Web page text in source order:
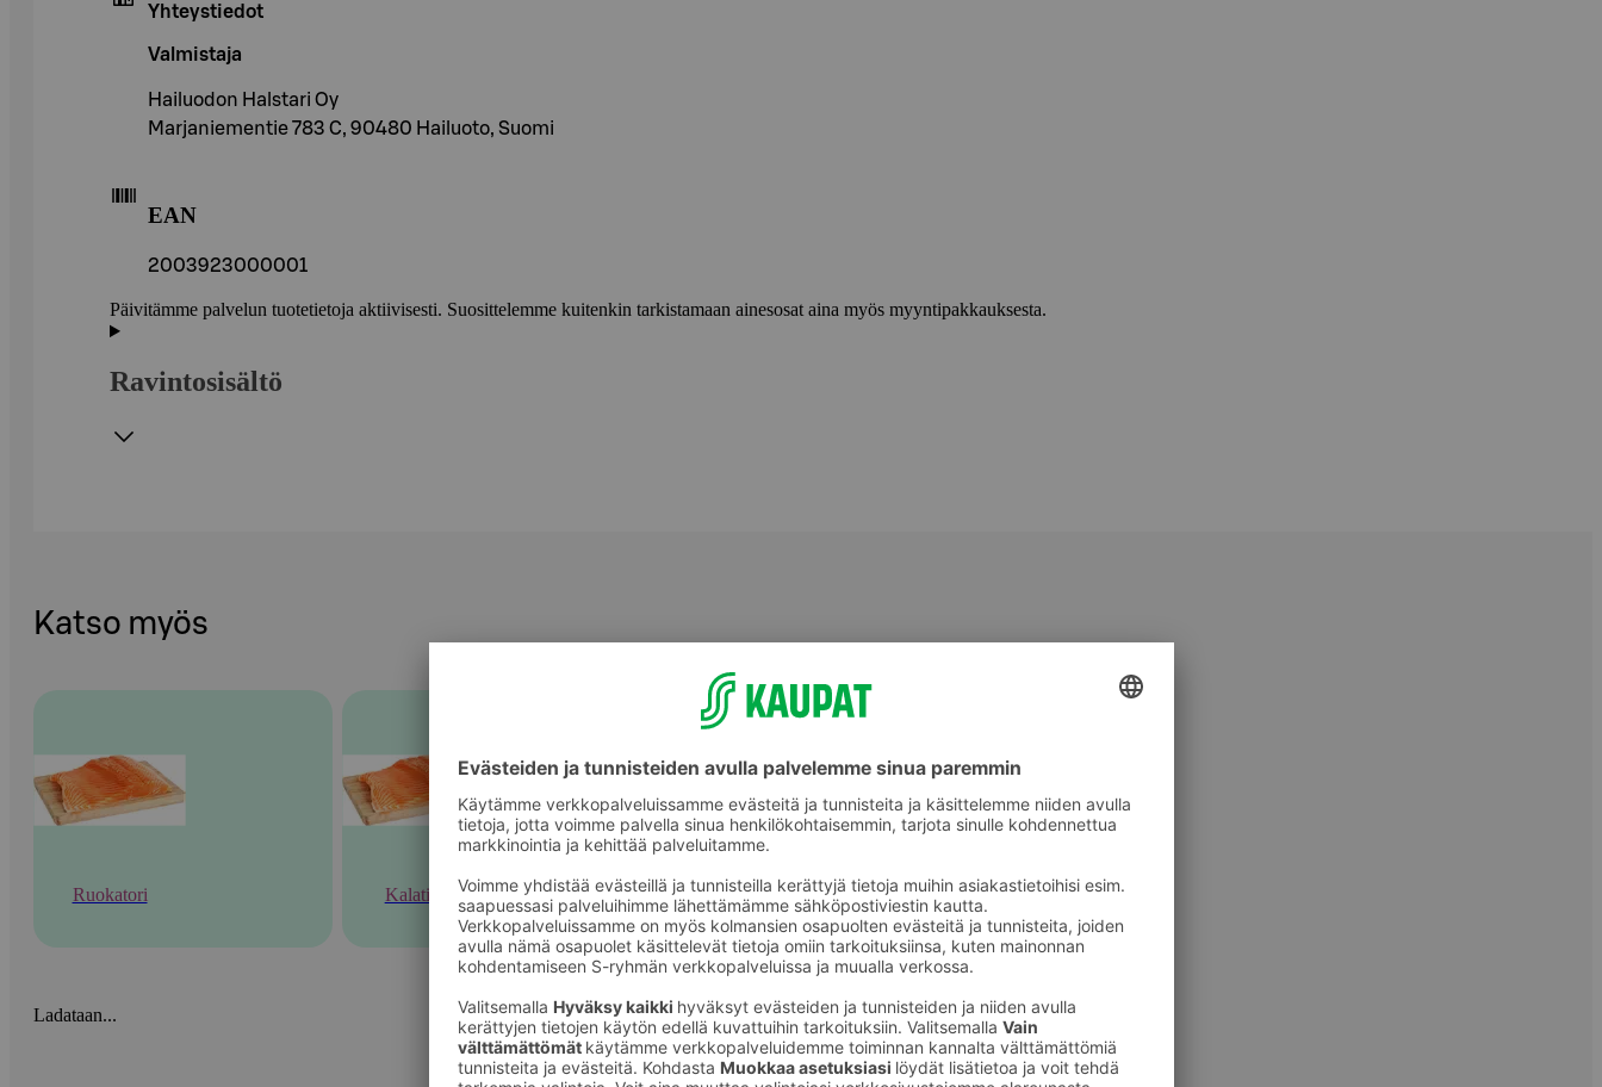
Yhteystiedot
Valmistaja
Hailuodon Halstari Oy
Marjaniementie 783 C, 90480 Hailuoto, Suomi
EAN
2003923000001
Päivitämme palvelun tuotetietoja aktiivisesti. Suosittelemme kuitenkin tarkistamaan ainesosat aina myös myyntipakkauksesta.
Ravintosisältö
Katso myös
Ruokatori Kalatiski Graavattu ja savustettu kala
Ladataan...